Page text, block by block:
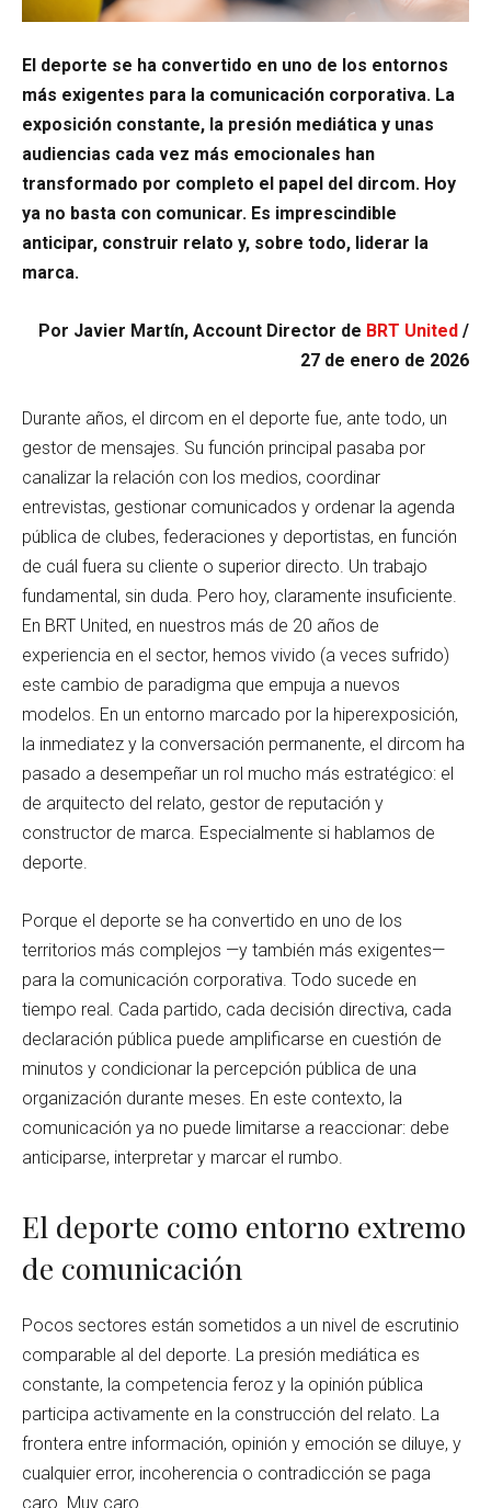
El deporte se ha convertido en uno de los entornos
más exigentes para la comunicación corporativa. La
exposición constante, la presión mediática y unas
audiencias cada vez más emocionales han
transformado por completo el papel del dircom. Hoy
ya no basta con comunicar. Es imprescindible
anticipar, construir relato y, sobre todo, liderar la
marca.
Por Javier Martín, Account Director de BRT United /
27 de enero de 2026
Durante años, el dircom en el deporte fue, ante todo, un
gestor de mensajes. Su función principal pasaba por
canalizar la relación con los medios, coordinar
entrevistas, gestionar comunicados y ordenar la agenda
pública de clubes, federaciones y deportistas, en función
de cuál fuera su cliente o superior directo. Un trabajo
fundamental, sin duda. Pero hoy, claramente insuficiente.
En BRT United, en nuestros más de 20 años de
experiencia en el sector, hemos vivido (a veces sufrido)
este cambio de paradigma que empuja a nuevos
modelos. En un entorno marcado por la hiperexposición,
la inmediatez y la conversación permanente, el dircom ha
pasado a desempeñar un rol mucho más estratégico: el
de arquitecto del relato, gestor de reputación y
constructor de marca. Especialmente si hablamos de
deporte.
Porque el deporte se ha convertido en uno de los
territorios más complejos —y también más exigentes—
para la comunicación corporativa. Todo sucede en
tiempo real. Cada partido, cada decisión directiva, cada
declaración pública puede amplificarse en cuestión de
minutos y condicionar la percepción pública de una
organización durante meses. En este contexto, la
comunicación ya no puede limitarse a reaccionar: debe
anticiparse, interpretar y marcar el rumbo.
El deporte como entorno extremo
de comunicación
Pocos sectores están sometidos a un nivel de escrutinio
comparable al del deporte. La presión mediática es
constante, la competencia feroz y la opinión pública
participa activamente en la construcción del relato. La
frontera entre información, opinión y emoción se diluye, y
cualquier error, incoherencia o contradicción se paga
caro. Muy caro.